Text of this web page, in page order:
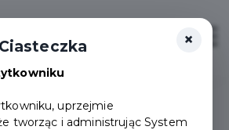
utrudnienia w ruchu.
×
uprzejmie
tworząc i administrując System